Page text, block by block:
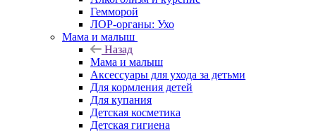
Гемморой
ЛОР-органы: Ухо
Мама и малыш
Назад
Мама и малыш
Аксессуары для ухода за детьми
Для кормления детей
Для купания
Детская косметика
Детская гигиена